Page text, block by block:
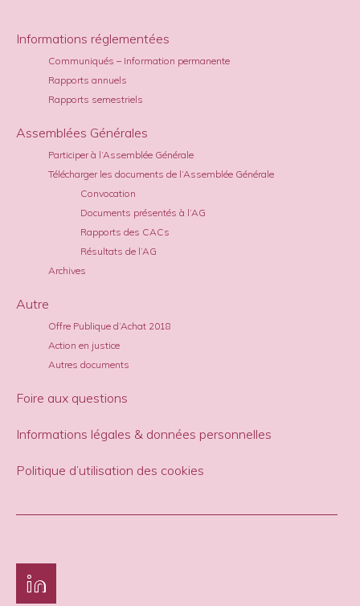
Informations réglementées
Communiqués – Information permanente
Rapports annuels
Rapports semestriels
Assemblées Générales
Participer à l’Assemblée Générale
Télécharger les documents de l’Assemblée Générale
Convocation
Documents présentés à l’AG
Rapports des CACs
Résultats de l’AG
Archives
Autre
Offre Publique d’Achat 2018
Action en justice
Autres documents
Foire aux questions
Informations légales & données personnelles
Politique d’utilisation des cookies